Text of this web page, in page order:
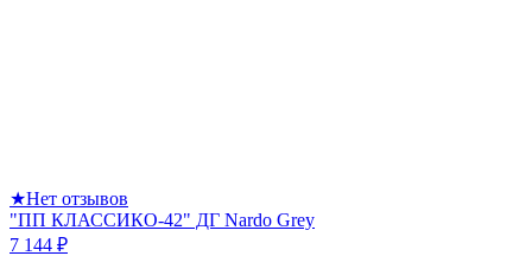
★Нет отзывов
"ПП КЛАССИКО-42" ДГ Nardo Grey
7 144 ₽